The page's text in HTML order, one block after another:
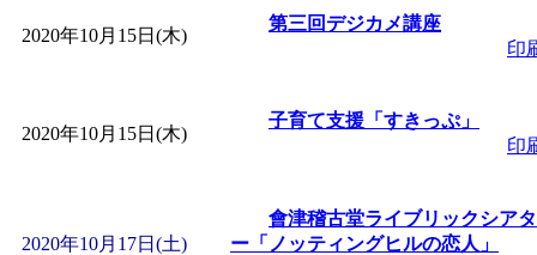
2020年10月15日(木)
第三回デジカメ講座
印
2020年10月15日(木)
子育て支援「すきっぷ」
印
2020年10月17日(土)
會津稽古堂ライブリックシアタ
ー「ノッティングヒルの恋人」